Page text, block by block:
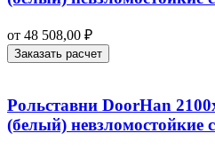
от 48 508,00 ₽
Заказать расчет
Рольставни DoorHan
(белый) невзломостойкие